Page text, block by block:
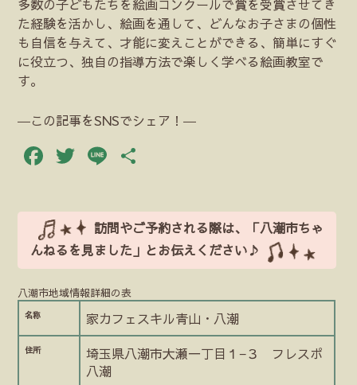
多数の子どもたちを絵画コンクールで賞を受賞させてき
た経験を活かし、絵画を通して、どんなお子さまの個性
も自信を与えて、才能に変えことができる、簡単にすぐ
に役立つ、独自の指導方法で楽しく学べる絵画教室で
す。
―この記事をSNSでシェア！―
Facebook
Twitter
Line
訪問やご予約される際は、「八潮市ちゃ
んねるを見ました」とお伝えください♪
八潮市地域情報詳細の表
名称 家カフェスキル青山・八潮
住所
埼玉県八潮市大瀬一丁目１−３​ フレスポ
八潮